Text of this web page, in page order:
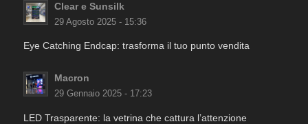
Clear e Sunsilk
29 Agosto 2025 - 15:36
Eye Catching Endcap: trasforma il tuo punto vendita
Macron
29 Gennaio 2025 - 17:23
LED Trasparente: la vetrina che cattura l’attenzione